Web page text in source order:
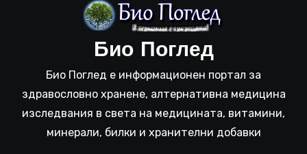
Био Поглед
Био Поглед е информационен портал за
здравословно хранене, алтернативна медицина
изследвания в света на медицината, витамини,
минерали, билки и хранителни добавки